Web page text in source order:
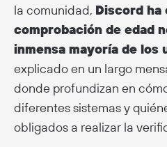
la comunidad, Discord ha
comprobación de edad
inmensa mayoría de los
explicado en un largo
donde profundizan en
diferentes sistemas y
obligados a realizar la